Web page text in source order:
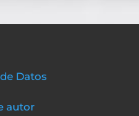
Datos
autor